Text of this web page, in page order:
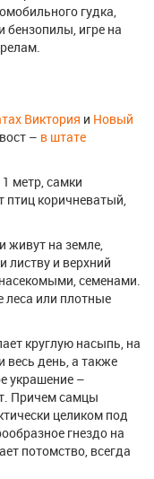
гудка,
игре на
Виктория и Новый
– в штате
метр, самки
птиц коричневатый,
живут на земле,
и верхний
семенами.
леса или плотные
круглую насыпь, на
весь день, а также
украшение –
Причем самцы
целиком под
гнездо на
потомство, всегда